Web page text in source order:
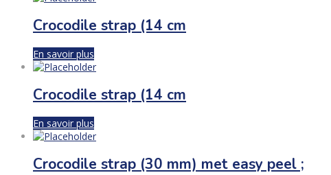
Crocodile strap (14 cm
En savoir plus
Crocodile strap (14 cm
En savoir plus
Crocodile strap (30 mm) met easy peel ;